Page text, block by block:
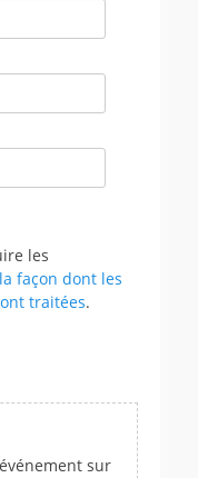
les
façon dont les
traitées.
sur